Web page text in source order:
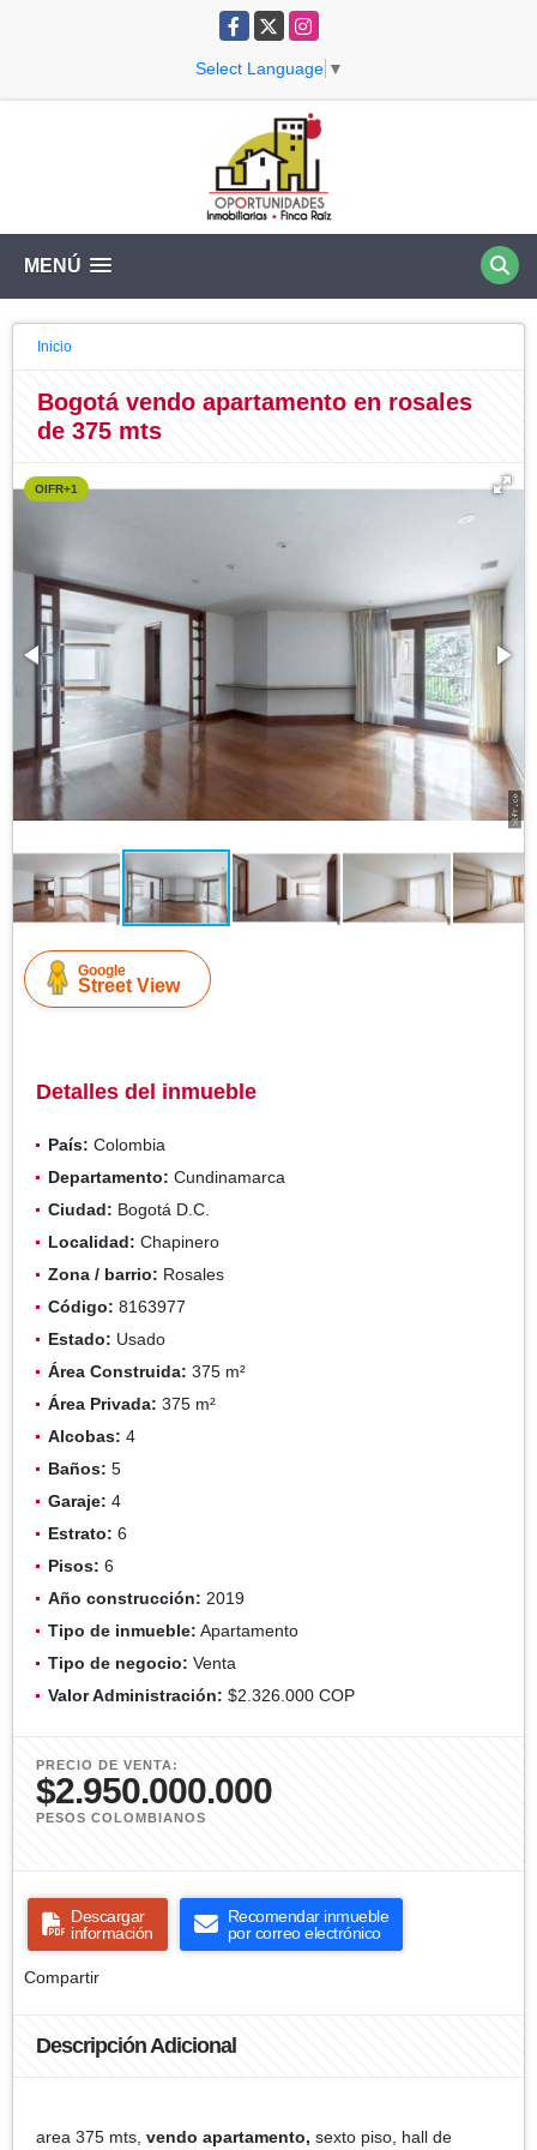
Facebook
X Instagram
Select Language ▼
MENÚ
Inicio
Bogotá vendo apartamento en rosales
de 375 mts
OIFR+1
Google
Street View
Detalles del inmueble
País: Colombia
Departamento: Cundinamarca
Ciudad: Bogotá D.C.
Localidad: Chapinero
Zona / barrio: Rosales
Código: 8163977
Estado: Usado
Área Construida: 375 m²
Área Privada: 375 m²
Alcobas: 4
Baños: 5
Garaje: 4
Estrato: 6
Pisos: 6
Año construcción: 2019
Tipo de inmueble: Apartamento
Tipo de negocio: Venta
Valor Administración: $2.326.000 COP
PRECIO DE VENTA:
$2.950.000.000
PESOS COLOMBIANOS
Descargar
información
Recomendar inmueble
por correo electrónico
Compartir
Descripción Adicional
area 375 mts, vendo apartamento, sexto piso, hall de